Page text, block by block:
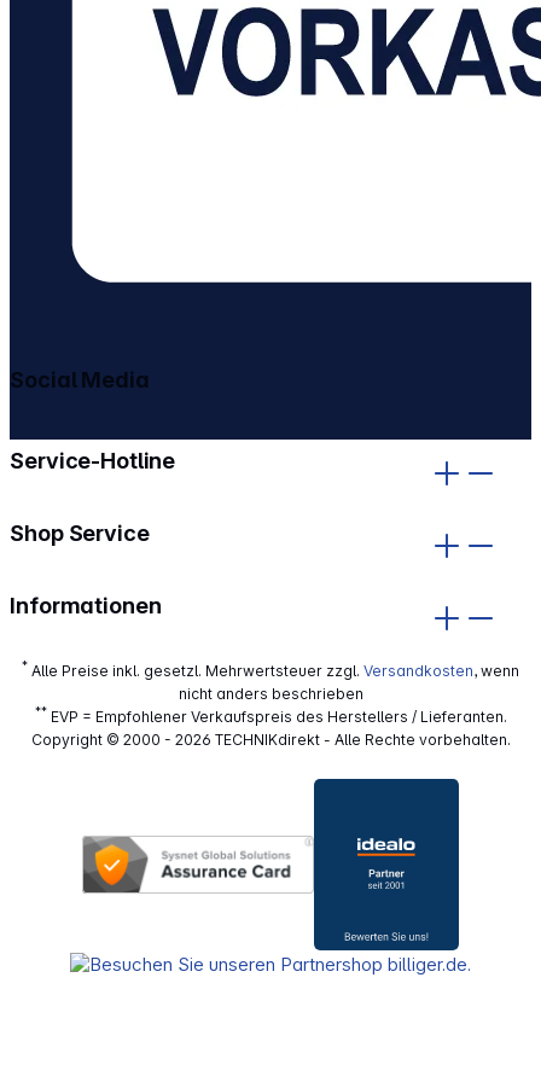
Service-Hotline
Shop Service
Informationen
Social Media
* Alle Preise inkl. gesetzl. Mehrwertsteuer zzgl. Versandkosten, wenn
nicht anders beschrieben
**EVP = Empfohlener Verkaufspreis des Herstellers / Lieferanten.
Copyright © 2000 - 2026 TECHNIKdirekt - Alle Rechte vorbehalten.